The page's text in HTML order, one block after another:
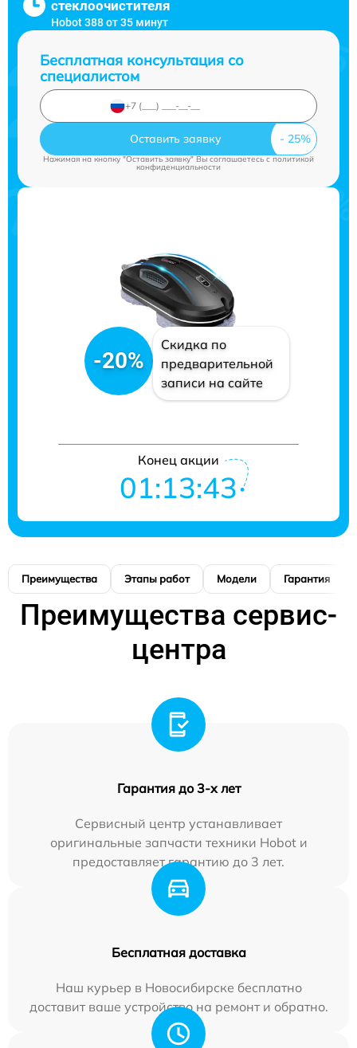
стеклоочистителя
Hobot 388 от 35 минут
Бесплатная консультация со
специалистом
Оставить заявку
Нажимая на кнопку "Оставить заявку" Вы соглашаетесь cполитикой
конфиденциальности
-20%
Скидка по
предварительной
записи на сайте
Конец акции
01:13:42
Преимущества Этапы работ Модели Гарантия
Преимущества сервис-
центра
Гарантия до 3-х лет
Сервисный центр устанавливает
оригинальные запчасти техники Hobot и
предоставляет гарантию до 3 лет.
Бесплатная доставка
Наш курьер в Новосибирске бесплатно
доставит ваше устройство на ремонт и обратно.